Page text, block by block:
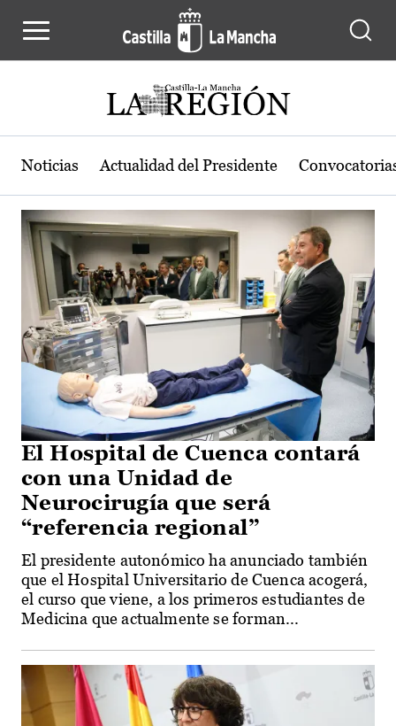
Actualidad de la región de Castilla-
Noticias Actualidad del Presidente
El Hospital de Cuenca contará
con una Unidad de
Neurocirugía que será
“referencia regional”
El presidente autonómico ha anunciado también
que el Hospital Universitario de Cuenca acogerá,
el curso que viene, a los primeros estudiantes de
Medicina que actualmente se forman...